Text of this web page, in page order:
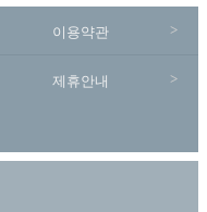
이용약관
제휴안내